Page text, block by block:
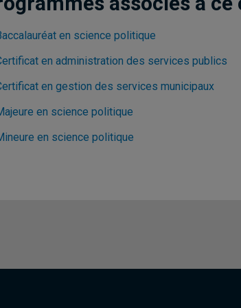
en science politique
en administration des services publics
en gestion des services municipaux
en science politique
en science politique